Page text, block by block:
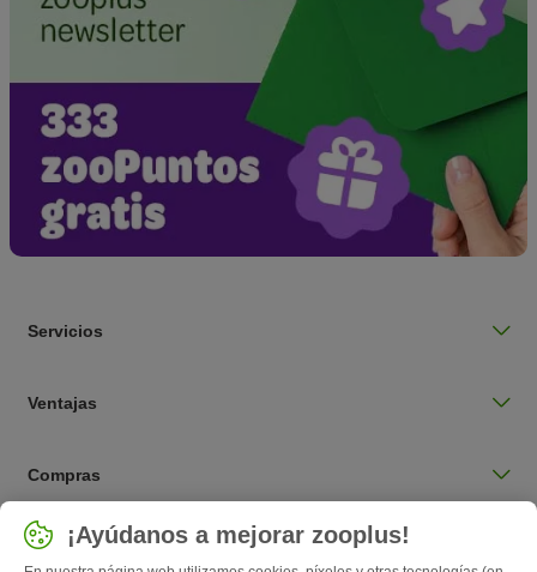
Servicios
Ventajas
Compras
Seleccionar país
España / ES
¡Ayúdanos a mejorar zooplus!